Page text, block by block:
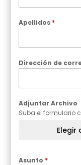
Apellidos *
Dirección de
Adjuntar Archivo
Suba el formulario
Elegir
Asunto *